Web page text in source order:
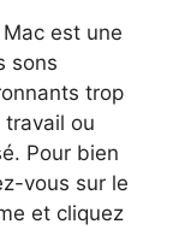
est une
sons
trop
ou
Pour bien
vous sur le
et cliquez